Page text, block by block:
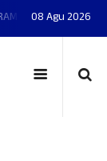
MAN
08 Agu 2026